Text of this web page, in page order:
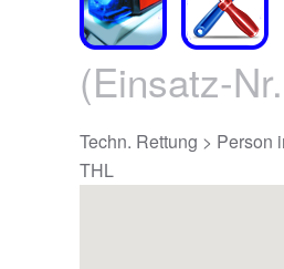
(Einsatz-
Techn. Rettung > Person
THL